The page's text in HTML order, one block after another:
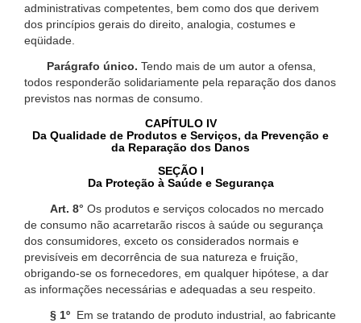
administrativas competentes, bem como dos que derivem
dos princípios gerais do direito, analogia, costumes e
eqüidade.
Parágrafo único. Tendo mais de um autor a ofensa,
todos responderão solidariamente pela reparação dos danos
previstos nas normas de consumo.
CAPÍTULO IV
Da Qualidade de Produtos e Serviços, da Prevenção e
da Reparação dos Danos
SEÇÃO I
Da Proteção à Saúde e Segurança
Art. 8° Os produtos e serviços colocados no mercado
de consumo não acarretarão riscos à saúde ou segurança
dos consumidores, exceto os considerados normais e
previsíveis em decorrência de sua natureza e fruição,
obrigando-se os fornecedores, em qualquer hipótese, a dar
as informações necessárias e adequadas a seu respeito.
§ 1º Em se tratando de produto industrial, ao fabricante